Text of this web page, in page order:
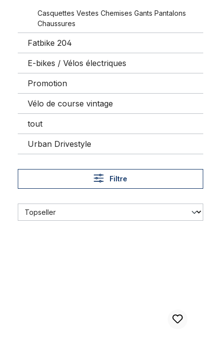
Casquettes Vestes Chemises Gants Pantalons
Chaussures
Fatbike 204
E-bikes / Vélos électriques
Promotion
Vélo de course vintage
tout
Urban Drivestyle
Filtre